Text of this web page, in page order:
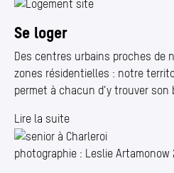
Se loger
Des centres urbains proches de
zones résidentielles : notre
permet à chacun d’y trouver son
Lire la suite
photographie : Leslie Artamonow